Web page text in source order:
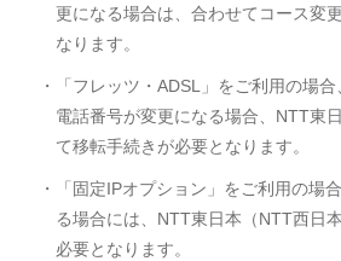
更になる場合は、合わせてコース変
なります。
・「フレッツ・ADSL」をご利用の場合
電話番号が変更になる場合、NTT東
て移転手続きが必要となります。
・「固定IPオプション」をご利用の場
る場合には、NTT東日本（NTT西日
必要となります。